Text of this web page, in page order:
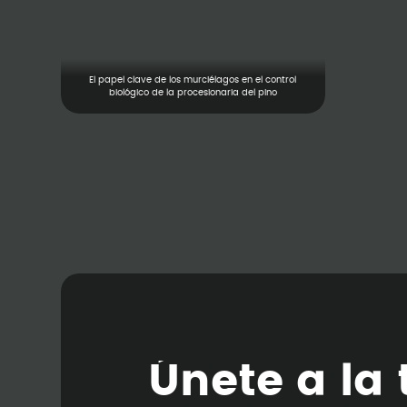
El papel clave de los murciélagos en el control
biológico de la procesionaria del pino
Únete a a